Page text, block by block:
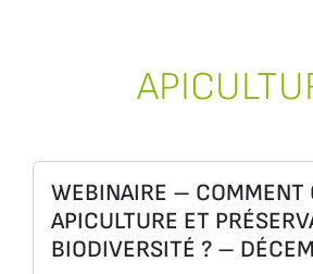
WEBINAIRE – COMMENT
APICULTURE ET
BIODIVERSITÉ ? –